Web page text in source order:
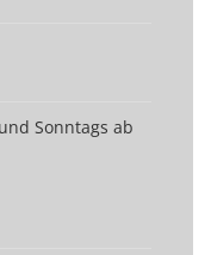
Sonntags ab